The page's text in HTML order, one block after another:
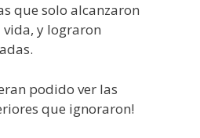
que solo alcanzaron
vida, y lograron
podido ver las
que ignoraron!